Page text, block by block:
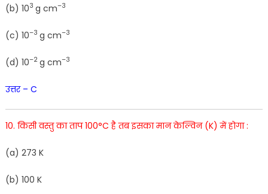
(b) 103 g cm–3
(c) 10–3 g cm–3
(d) 10–2 g cm–3
उत्तर – C
10. किसी वस्तु का ताप 100°C है तब इसका मान केल्विन (K) में होगा :
(a) 273 K
(b) 100 K